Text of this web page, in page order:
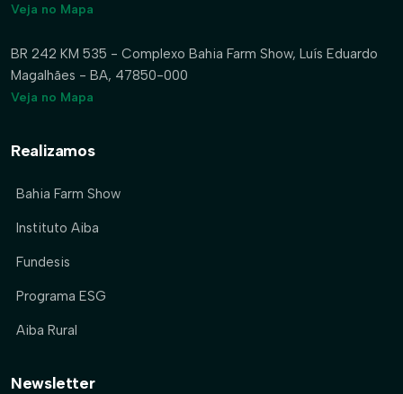
Veja no Mapa
BR 242 KM 535 - Complexo Bahia Farm Show, Luís Eduardo
Magalhães - BA, 47850-000
Veja no Mapa
Realizamos
Bahia Farm Show
Instituto Aiba
Fundesis
Programa ESG
Aiba Rural
Newsletter